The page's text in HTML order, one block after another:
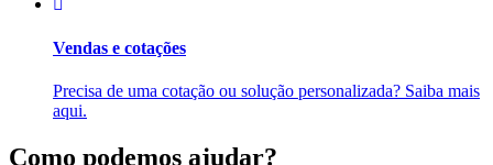
Vendas e cotações
Precisa de uma cotação ou solução personalizada? Saiba mais
aqui.
Como podemos ajudar?